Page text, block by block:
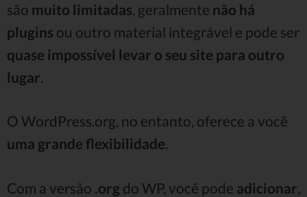
são muito limitadas, geralmente não há
plugins ou outro material integrável e pode ser
quase impossível levar o seu site para outro
lugar.
O WordPress.org, no entanto, oferece a você
uma grande flexibilidade.
Com a versão .org do WP, você pode adicionar